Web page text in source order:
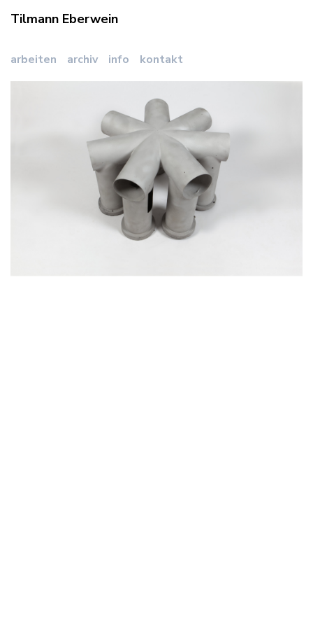
Tilmann Eberwein
arbeiten archiv info kontakt